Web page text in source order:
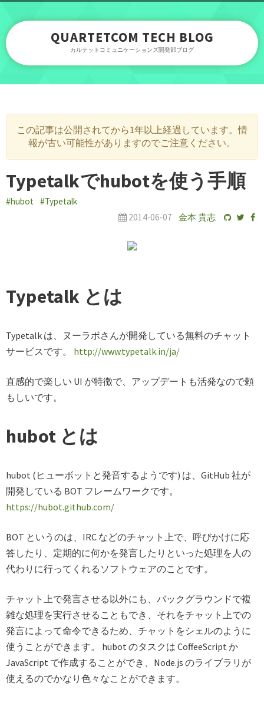
QUARTETCOM TECH BLOG
カルテットコミュニケーションズ開発部ブログ
この記事は公開されてから1年以上経過しています。情
報が古い可能性がありますのでご注意ください。
Typetalkでhubotを使う手順
#hubot #Typetalk
2014-06-07
金本 貴志
Typetalk とは
Typetalk は、ヌーラボさんが開発している無料のチャット
サービスです。 http://www.typetalk.in/ja/
直感的で楽しい UI が特徴で、アップデートも活発なので頼
もしいです。
hubot とは
hubot (ヒューボットと発音するようです) は、GitHub 社が
開発している BOT フレームワークです。
https://hubot.github.com/
BOT というのは、IRC などのチャット上で、呼びかけに応
答したり、定期的に何かを発言したりといった処理を人の
代わりに行ってくれるソフトウェアのことです。
チャット上で発言させる以外にも、バックグラウンドで複
雑な処理を実行させることもでき、それをチャット上での
発言によって命令できるため、チャットをシェルのように
使うことができます。 hubot のタスクは CoffeeScript か
JavaScript で作成することができ、Node.js のライブラリが
使えるのでかなり色々なことができます。